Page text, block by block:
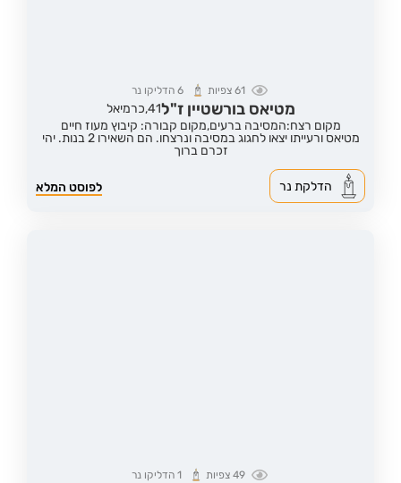
61צפיות 6 הדליקו נר
מטיאס בורשטיין ז"ל41, כרמיאל
מקום רצח:המסיבה ברעים,מקום קבורה: קיבוץ מעוז חיים
מטיאס ורעייתו יצאו לחגוג במסיבה ונרצחו. הם השאירו 2 בנות. יהי
זכרם ברוך
לפוסט המלא הדלקת נר
49צפיות 1 הדליקו נר